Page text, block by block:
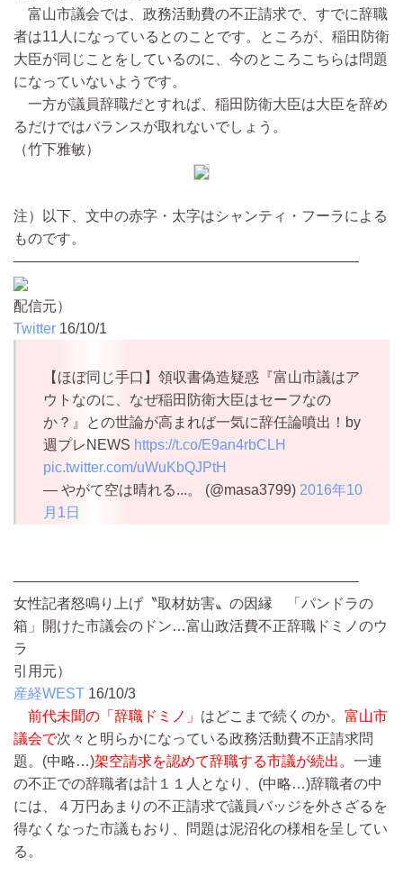
富山市議会では、政務活動費の不正請求で、すでに辞職
者は11人になっているとのことです。ところが、稲田防衛
大臣が同じことをしているのに、今のところこちらは問題
になっていないようです。
一方が議員辞職だとすれば、稲田防衛大臣は大臣を辞め
るだけではバランスが取れないでしょう。
（竹下雅敏）
注）以下、文中の赤字・太字はシャンティ・フーラによる
ものです。
――――――――――――――――――――――――
配信元）
Twitter 16/10/1
【ほぼ同じ手口】領収書偽造疑惑『富山市議はア
ウトなのに、なぜ稲田防衛大臣はセーフなの
か？』との世論が高まれば一気に辞任論噴出！by
週プレNEWS https://t.co/E9an4rbCLH
pic.twitter.com/uWuKbQJPtH
— やがて空は晴れる...。 (@masa3799) 2016年10
月1日
――――――――――――――――――――――――
女性記者怒鳴り上げ〝取材妨害〟の因縁 「パンドラの
箱」開けた市議会のドン…富山政活費不正辞職ドミノのウ
ラ
引用元）
産経WEST 16/10/3
前代未聞の「辞職ドミノ」 はどこまで続くのか。 富山市
議会で次々と明らかになっている政務活動費不正請求問
題。 (中略…)架空請求を認めて辞職する市議が続出。 一連
の不正での辞職者は計１１人となり、 (中略…)辞職者の中
には、４万円あまりの不正請求で議員バッジを外さざるを
得なくなった市議もおり、問題は泥沼化の様相を呈してい
る。